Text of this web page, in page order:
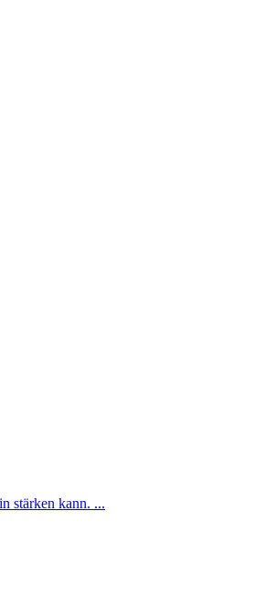
stärken kann. ...